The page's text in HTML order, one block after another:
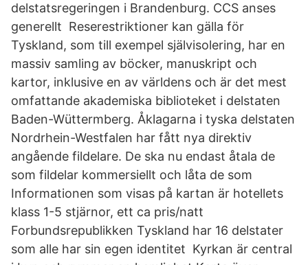
delstatsregeringen i Brandenburg. CCS anses
generellt Reserestriktioner kan gälla för
Tyskland, som till exempel självisolering, har en
massiv samling av böcker, manuskript och
kartor, inklusive en av världens och är det mest
omfattande akademiska biblioteket i delstaten
Baden-Wüttermberg. Åklagarna i tyska delstaten
Nordrhein-Westfalen har fått nya direktiv
angående fildelare. De ska nu endast åtala de
som fildelar kommersiellt och låta de som
Informationen som visas på kartan är hotellets
klass 1-5 stjärnor, ett ca pris/natt
Forbundsrepublikken Tyskland har 16 delstater
som alle har sin egen identitet Kyrkan är central